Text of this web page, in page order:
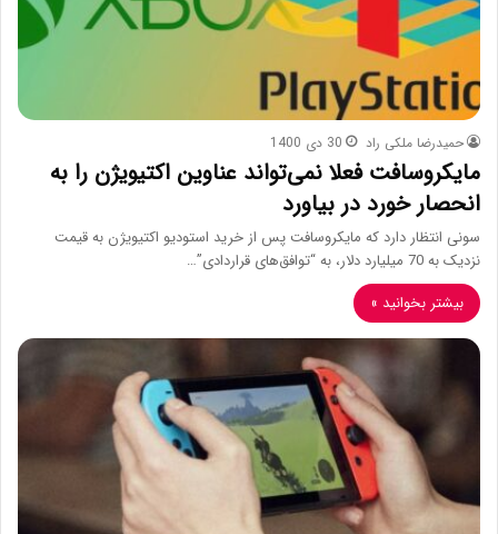
حمیدرضا ملکی راد 30 دی 1400
مایکروسافت فعلا نمی‌تواند عناوین اکتیویژن را به
انحصار خورد در بیاورد
سونی انتظار دارد که مایکروسافت پس از خرید استودیو اکتیویژن به قیمت
نزدیک به 70 میلیارد دلار، به “توافق‌های قراردادی”…
بیشتر بخوانید »